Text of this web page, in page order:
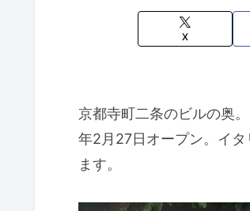
X
京都寺町二条のビルの奥
年2月27日オープン。イ
ます。